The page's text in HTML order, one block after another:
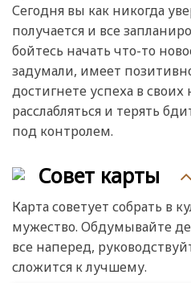
Сегодня вы как никогда
получается и все
бойтесь начать что-то
задумали, имеет
достигнете успеха в
расслабляться и терять
под контролем.
Совет карты
Карта советует собрать в
мужество. Обдумывайте
все наперед,
сложится к лучшему.